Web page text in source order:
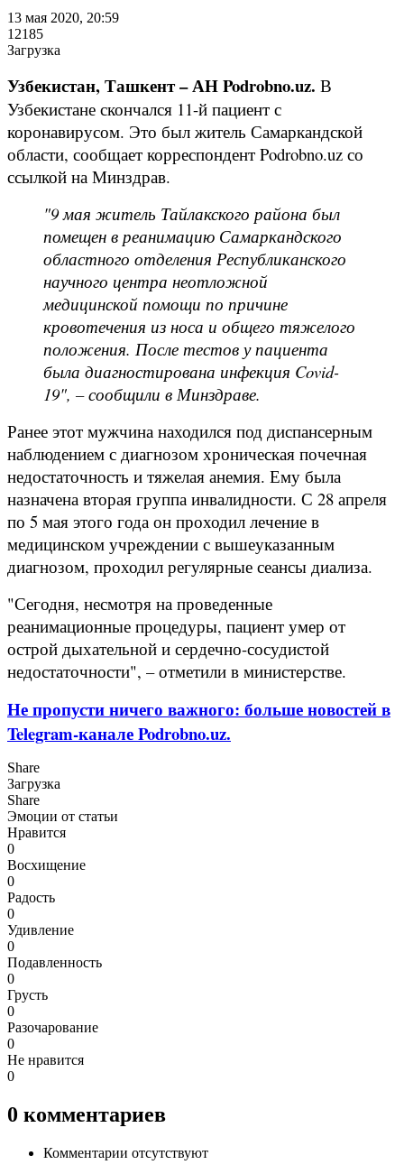
13 мая 2020, 20:59
12185
Загрузка
Узбекистан, Ташкент – АН Podrobno.uz. В
Узбекистане скончался 11-й пациент с
коронавирусом. Это был житель Самаркандской
области, сообщает корреспондент Podrobno.uz со
ссылкой на Минздрав.
"9 мая житель Тайлакского района был
помещен в реанимацию Самаркандского
областного отделения Республиканского
научного центра неотложной
медицинской помощи по причине
кровотечения из носа и общего тяжелого
положения. После тестов у пациента
была диагностирована инфекция Covid-
19", – сообщили в Минздраве.
Ранее этот мужчина находился под диспансерным
наблюдением с диагнозом хроническая почечная
недостаточность и тяжелая анемия. Ему была
назначена вторая группа инвалидности. С 28 апреля
по 5 мая этого года он проходил лечение в
медицинском учреждении с вышеуказанным
диагнозом, проходил регулярные сеансы диализа.
"Сегодня, несмотря на проведенные
реанимационные процедуры, пациент умер от
острой дыхательной и сердечно-сосудистой
недостаточности", – отметили в министерстве.
Не пропусти ничего важного: больше новостей в
Telegram-канале Podrobno.uz.
Share
Загрузка
Share
Эмоции от статьи
Нравится
0
Восхищение
0
Радость
0
Удивление
0
Подавленность
0
Грусть
0
Разочарование
0
Не нравится
0
0 комментариев
Комментарии отсутствуют